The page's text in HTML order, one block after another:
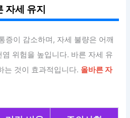
자세 유지
증이 감소하며, 자세 불량은 어깨
위험을 높입니다. 바른 자세 유
는 것이 효과적입니다. 올바른 자